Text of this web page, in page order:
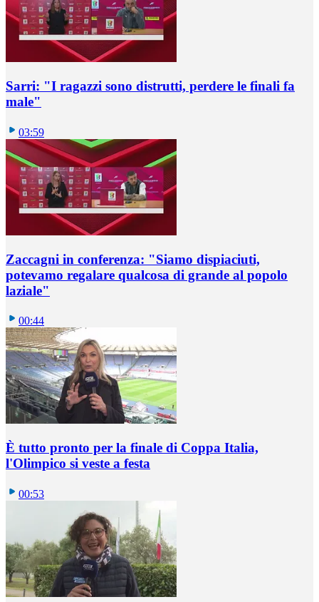
Sarri: "I ragazzi sono distrutti, perdere le finali fa
male"
03:59
Zaccagni in conferenza: "Siamo dispiaciuti,
potevamo regalare qualcosa di grande al popolo
laziale"
00:44
È tutto pronto per la finale di Coppa Italia,
l'Olimpico si veste a festa
00:53